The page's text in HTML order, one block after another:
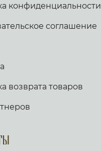
конфиденциальности
соглашение
возврата товаров